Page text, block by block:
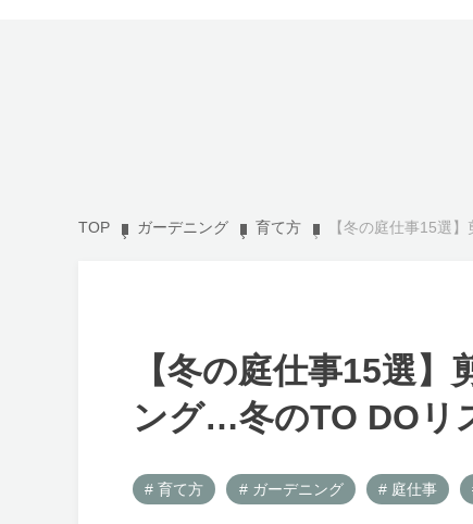
TOP ガーデニング 育て方 【冬の庭仕事15選
【冬の庭仕事15選
ング…冬のTO DOリ
# 育て方 # ガーデニング # 庭仕事